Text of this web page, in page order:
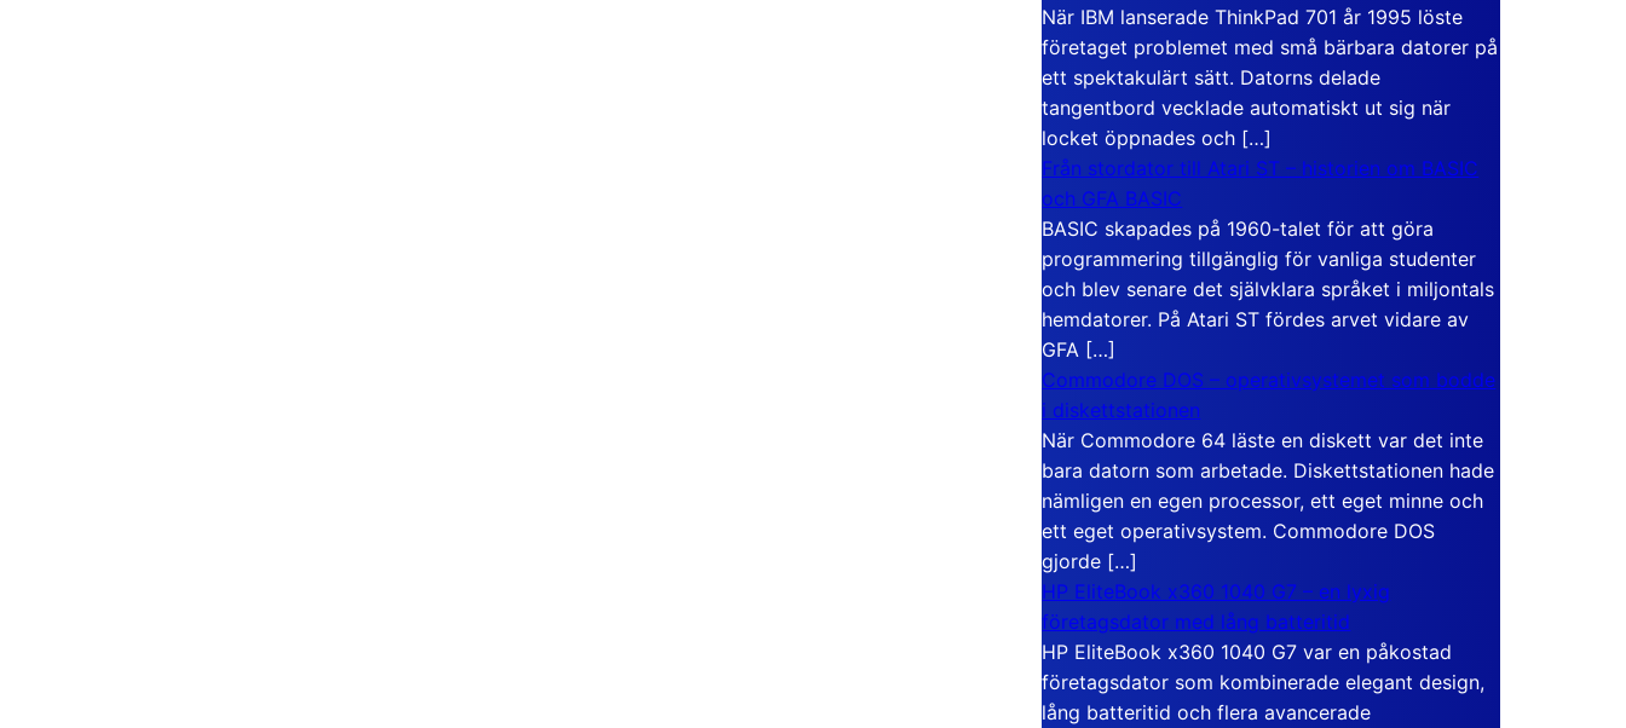
När IBM lanserade ThinkPad 701 år 1995 löste
företaget problemet med små bärbara datorer på
ett spektakulärt sätt. Datorns delade
tangentbord vecklade automatiskt ut sig när
locket öppnades och […]
Från stordator till Atari ST – historien om BASIC
och GFA BASIC
BASIC skapades på 1960-talet för att göra
programmering tillgänglig för vanliga studenter
och blev senare det självklara språket i miljontals
hemdatorer. På Atari ST fördes arvet vidare av
GFA […]
Commodore DOS – operativsystemet som bodde
i diskettstationen
När Commodore 64 läste en diskett var det inte
bara datorn som arbetade. Diskettstationen hade
nämligen en egen processor, ett eget minne och
ett eget operativsystem. Commodore DOS
gjorde […]
HP EliteBook x360 1040 G7 – en lyxig
företagsdator med lång batteritid
HP EliteBook x360 1040 G7 var en påkostad
företagsdator som kombinerade elegant design,
lång batteritid och flera avancerade